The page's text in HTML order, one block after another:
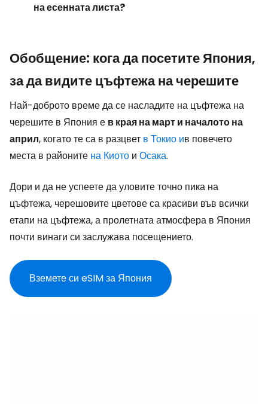
на есенната листа?
Обобщение: кога да посетите Япония,
за да видите цъфтежа на черешите
Най-доброто време да се насладите на цъфтежа на
черешите в Япония е в края на март и началото на
април, когато те са в разцвет в Токио ив повечето
места в районите на Киото и Осака.
Дори и да не успеете да уловите точно пика на
цъфтежа, черешовите цветове са красиви във всички
етапи на цъфтежа, а пролетната атмосфера в Япония
почти винаги си заслужава посещението.
Вземете си eSIM за Япония